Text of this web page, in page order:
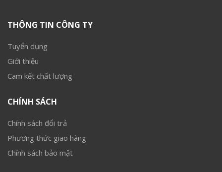
THÔNG TIN CÔNG TY
Tuyển dụng
Giới thiệu
Cam kết chất lượng
CHÍNH SÁCH
Chính sách đổi trả
Phương thức giao hàng
Chính sách bảo mật